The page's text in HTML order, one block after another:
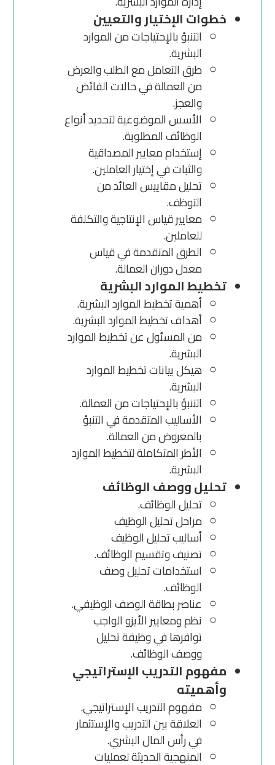
خطوات الإختيار والتعيين
التنبؤ بالإحتياجات من الموارد
البشرية.
طرق التعامل مع الطلب والعرض
من العمالة في حالات الفائض
والعجز.
الأسس الموضوعية لتحديد أنواع
الوظائف المطلوبة.
إستخدام معايير المصداقية
والثبات في إختيار العاملين.
تحليل مقاييس العائد من
التوظف.
معايير قياس الإنتاجية والتكلفة
للعاملين.
الطرق المتقدمة في قياس
معدل دوران العمالة.
تخطيط الموارد البشرية
أهمية تخطيط الموارد البشرية.
أهداف تخطيط الموارد البشرية.
من المسئول عن تخطيط الموارد
البشرية.
هيكل بيانات تخطيط الموارد
البشرية.
التنبؤ بالإحتياجات من العمالة.
الأساليب المتقدمة في التنبؤ
بالمعروض من العمالة.
الأطر المتكاملة لتخطيط الموارد
البشرية.
تحليل ووصف الوظائف
تحليل الوظائف.
مراحل تحليل الوظيف
أساليب تحليل الوظيف
تصنيف وتقسيم الوظائف.
استخدامات تحليل وصف
الوظائف.
عناصر بطاقة الوصف الوظيفي.
نظم ومعايير الأيزو الواجب
توافرها في وظيفة تحليل
ووصف الوظائف.
مفهوم التدريب الإستراتيجي
وأهميته
مفهوم التدريب الإستراتيجي.
العلاقة بين التدريب والإستثمار
في رأس المال البشري.
المنهجية الحديثة لعمليات